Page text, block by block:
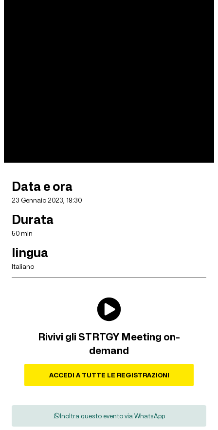
Data e ora
23 Gennaio 2023, 18:30
Durata
50 min
lingua
Italiano
Rivivi gli STRTGY Meeting on-
demand
ACCEDI A TUTTE LE REGISTRAZIONI
Inoltra questo evento via WhatsApp